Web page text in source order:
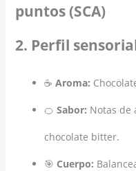
puntos (SCA)
2. Perfil
☕ Aroma:
🍊 Sabor: Notas de
chocolate bitter.
🎯 Cuerpo: